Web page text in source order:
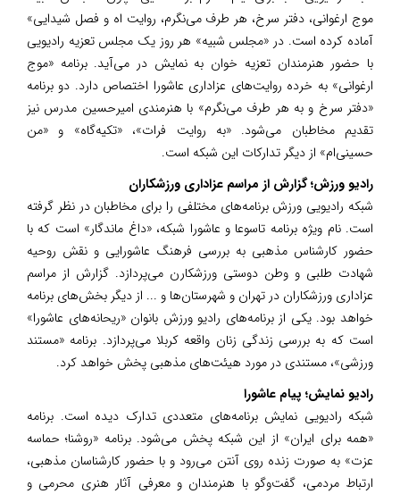
موج ارغوانی، دفتر سرخ، هر طرف می‌نگرم، روایت اه و فصل شیدایی»
آماده کرده است. در «مجلس شبیه» هر روز یک مجلس تعزیه رادیویی
با حضور هنرمندان تعزیه خوان به نمایش در می‌آید. برنامه «موج
ارغوانی» به خرده روایت‌های عزاداری عاشورا اختصاص دارد. دو برنامه
«دفتر سرخ و به هر طرف می‌نگرم» با هنرمندی امیرحسین مدرس نیز
تقدیم مخاطبان می‌شود. «به روایت فرات»، «تکیه‌گاه» و «من
حسینی‌ام» از دیگر تدارکات این شبکه است.
رادیو ورزش؛ گزارش از مراسم عزاداری ورزشکاران
شبکه رادیویی ورزش برنامه‌های مختلفی را برای مخاطبان در نظر گرفته
است. نام ویژه برنامه تاسوعا و عاشورا شبکه، «داغ ماندگار» است که با
حضور کارشناس مذهبی به بررسی فرهنگ عاشورایی و نقش روحیه
شهادت طلبی و وطن دوستی ورزشکارن می‌پردازد. گزارش از مراسم
عزاداری ورزشکاران در تهران و شهرستان‌ها و ... از دیگر بخش‌های برنامه
خواهد بود. یکی از برنامه‌های رادیو ورزش بانوان «ریحانه‌های عاشورا»
است که به بررسی زندگی زنان واقعه کربلا می‌پردازد. برنامه «مستند
ورزشی»، مستندی در مورد هیئت‌های مذهبی پخش خواهد کرد.
رادیو نمایش؛ پیام عاشورا
شبکه رادیویی نمایش برنامه‌های متعددی تدارک دیده است. برنامه
«همه برای ایران» از این شبکه پخش می‌شود. برنامه «روشنا؛ حماسه
عزت» به صورت زنده روی آنتن می‌رود و با حضور کارشناسان مذهبی،
ارتباط مردمی، گفت‌و‌گو با هنرمندان و معرفی آثار هنری محرمی و